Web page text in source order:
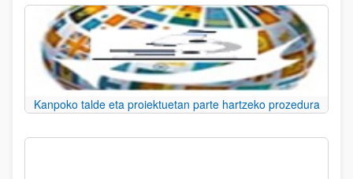
Kanpoko talde eta proiektuetan parte hartzeko prozedura